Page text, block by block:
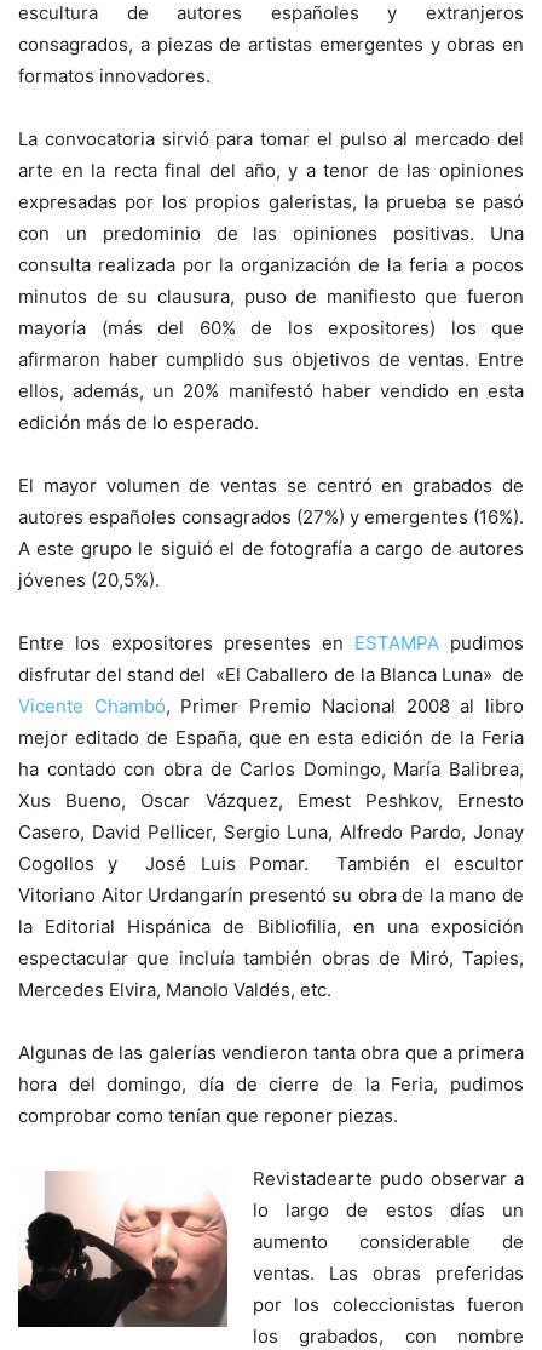
escultura de autores españoles y extranjeros
consagrados, a piezas de artistas emergentes y obras en
formatos innovadores.
La convocatoria sirvió para tomar el pulso al mercado del
arte en la recta final del año, y a tenor de las opiniones
expresadas por los propios galeristas, la prueba se pasó
con un predominio de las opiniones positivas. Una
consulta realizada por la organización de la feria a pocos
minutos de su clausura, puso de manifiesto que fueron
mayoría (más del 60% de los expositores) los que
afirmaron haber cumplido sus objetivos de ventas. Entre
ellos, además, un 20% manifestó haber vendido en esta
edición más de lo esperado.
El mayor volumen de ventas se centró en grabados de
autores españoles consagrados (27%) y emergentes (16%).
A este grupo le siguió el de fotografía a cargo de autores
jóvenes (20,5%).
Entre los expositores presentes en ESTAMPA pudimos
disfrutar del stand del «El Caballero de la Blanca Luna» de
Vicente Chambó, Primer Premio Nacional 2008 al libro
mejor editado de España, que en esta edición de la Feria
ha contado con obra de Carlos Domingo, María Balibrea,
Xus Bueno, Oscar Vázquez, Emest Peshkov, Ernesto
Casero, David Pellicer, Sergio Luna, Alfredo Pardo, Jonay
Cogollos y José Luis Pomar. También el escultor
Vitoriano Aitor Urdangarín presentó su obra de la mano de
la Editorial Hispánica de Bibliofilia, en una exposición
espectacular que incluía también obras de Miró, Tapies,
Mercedes Elvira, Manolo Valdés, etc.
Algunas de las galerías vendieron tanta obra que a primera
hora del domingo, día de cierre de la Feria, pudimos
comprobar como tenían que reponer piezas.
Revistadearte pudo observar a
lo largo de estos días un
aumento considerable de
ventas. Las obras preferidas
por los coleccionistas fueron
los grabados, con nombre